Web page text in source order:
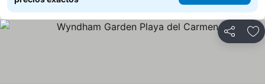
Compartir